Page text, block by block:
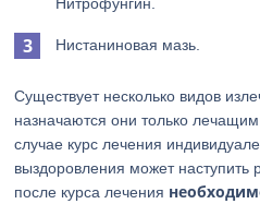
Нистаниновая мазь.
Существует несколько видов
назначаются они только
случае курс лечения
выздоровления может наступить
после курса лечения